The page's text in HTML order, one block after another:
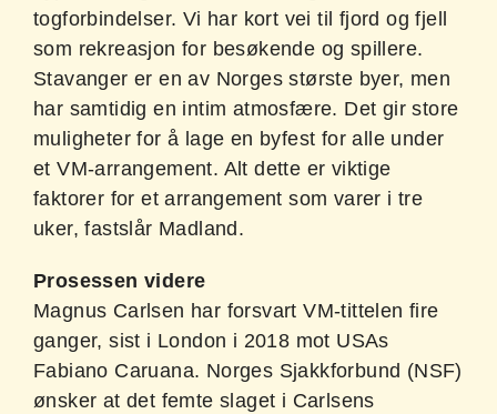
togforbindelser. Vi har kort vei til fjord og fjell
som rekreasjon for besøkende og spillere.
Stavanger er en av Norges største byer, men
har samtidig en intim atmosfære. Det gir store
muligheter for å lage en byfest for alle under
et VM-arrangement. Alt dette er viktige
faktorer for et arrangement som varer i tre
uker, fastslår Madland.
Prosessen videre
Magnus Carlsen har forsvart VM-tittelen fire
ganger, sist i London i 2018 mot USAs
Fabiano Caruana. Norges Sjakkforbund (NSF)
ønsker at det femte slaget i Carlsens